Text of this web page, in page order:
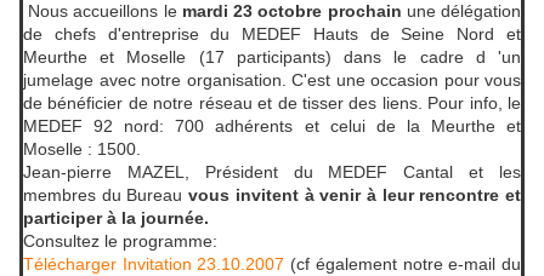
Nous accueillons le mardi 23 octobre prochain une délégation
de chefs d'entreprise du MEDEF Hauts de Seine Nord et
Meurthe et Moselle (17 participants) dans le cadre d 'un
jumelage avec notre organisation. C'est une occasion pour vous
de bénéficier de notre réseau et de tisser des liens. Pour info, le
MEDEF 92 nord: 700 adhérents et celui de la Meurthe et
Moselle : 1500.
Jean-pierre MAZEL, Président du MEDEF Cantal et les
membres du Bureauvous invitent à venir à leur rencontre et
participer à la journée.
Consultez le programme:
Télécharger Invitation 23.10.2007 (cf également notre e-mail du